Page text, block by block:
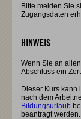
Bitte melden Sie
Zugangsdaten
HINWEIS
Wenn Sie an
Abschluss ein
Dieser Kurs kann
nach dem
Bildungsurlaub
beantragt werden.